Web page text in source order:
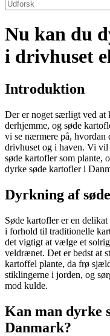
Nu kan du
i drivhuset
Introduktion
Der er noget særligt ved at
derhjemme, og søde
vi se nærmere på, hvordan
drivhuset og i haven. Vi vil
søde kartofler som plante,
dyrke søde kartofler i
Dyrkning af
Søde kartofler er en
i forhold til traditionelle
det vigtigt at vælge et
veldrænet. Det er bedst at
kartoffel plante, da frø
stiklingerne i jorden, og
mod kulde.
Kan man dyrke
Danmark?